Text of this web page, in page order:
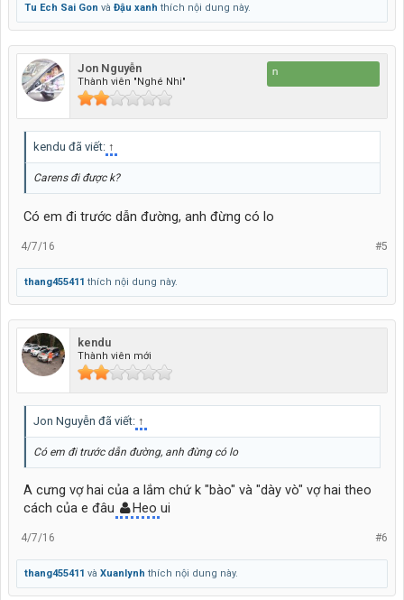
Tu Ech Sai Gon và Đậu xanh thích nội dung này.
Jon Nguyễn
Thành viên "Nghé Nhi"
kendu đã viết: ↑
Carens đi được k?
Có em đi trước dẫn đường, anh đừng có lo
#5
4/7/16
thang455411 thích nội dung này.
kendu
Thành viên mới
Jon Nguyễn đã viết: ↑
Có em đi trước dẫn đường, anh đừng có lo
A cưng vợ hai của a lắm chứ k "bào" và "dày vò" vợ hai theo
cách của e đâu
Heo ui
#6
4/7/16
thang455411 và Xuanlynh thích nội dung này.